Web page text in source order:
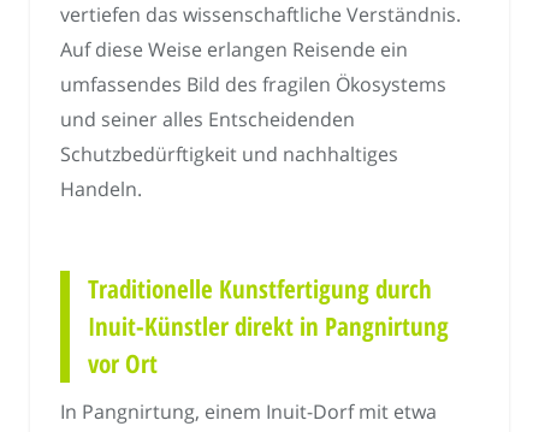
vertiefen das wissenschaftliche Verständnis.
Auf diese Weise erlangen Reisende ein
umfassendes Bild des fragilen Ökosystems
und seiner alles Entscheidenden
Schutzbedürftigkeit und nachhaltiges
Handeln.
Traditionelle Kunstfertigung durch
Inuit-Künstler direkt in Pangnirtung
vor Ort
In Pangnirtung, einem Inuit-Dorf mit etwa